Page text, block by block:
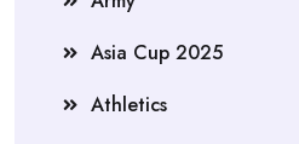
Asia Cup 2025
Athletics